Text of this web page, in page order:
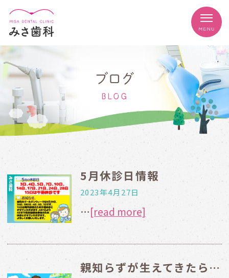
ブログ
BLOG
5月休診日情報
2023年4月27日
…[read more]
親知らずが生えてきたら抜かなきゃダメ？